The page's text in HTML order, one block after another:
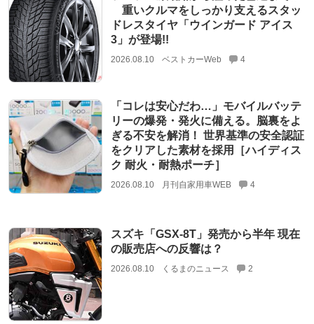
重いクルマをしっかり支えるスタッ
ドレスタイヤ「ウインガード アイス
3」が登場!!
2026.08.10 ベストカーWeb 4
「コレは安心だわ…」モバイルバッテ
リーの爆発・発火に備える。脳裏をよ
ぎる不安を解消！ 世界基準の安全認証
をクリアした素材を採用［ハイディス
ク 耐火・耐熱ポーチ］
2026.08.10 月刊自家用車WEB 4
スズキ「GSX-8T」発売から半年 現在
の販売店への反響は？
2026.08.10 くるまのニュース 2